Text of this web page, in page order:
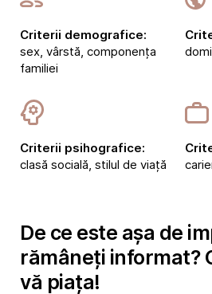
Criterii demografice:
sex, vârstă, componența
familiei
Criterii psihografice:
clasă socială, stilul de viață
De ce este așa de
rămâneți informat?
vă piața!